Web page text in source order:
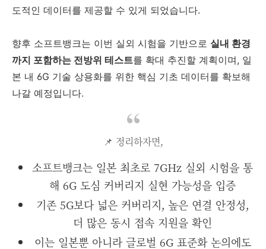
도적인 데이터를 제공할 수 있게 되었습니다.
향후 소프트뱅크는 이번 실외 시험을 기반으로 실내 환경
까지 포함하는 전방위 테스트를 확대 추진할 계획이며, 일
본 내 6G 기술 상용화를 위한 핵심 기초 데이터를 확보해
나갈 예정입니다.
📌 정리하자면,
소프트뱅크는 일본 최초로 7GHz 실외 시험을 통
해 6G 도심 커버리지 실현 가능성을 입증
기존 5G보다 넓은 커버리지, 높은 연결 안정성,
더 많은 동시 접속 지원을 확인
이는 일본뿐 아니라 글로벌 6G 표준화 논의에도